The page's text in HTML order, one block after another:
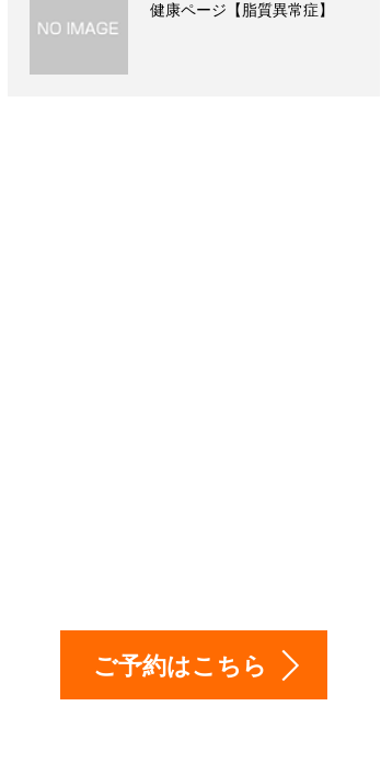
健康ページ【脂質異常症】
ご予約はこちら